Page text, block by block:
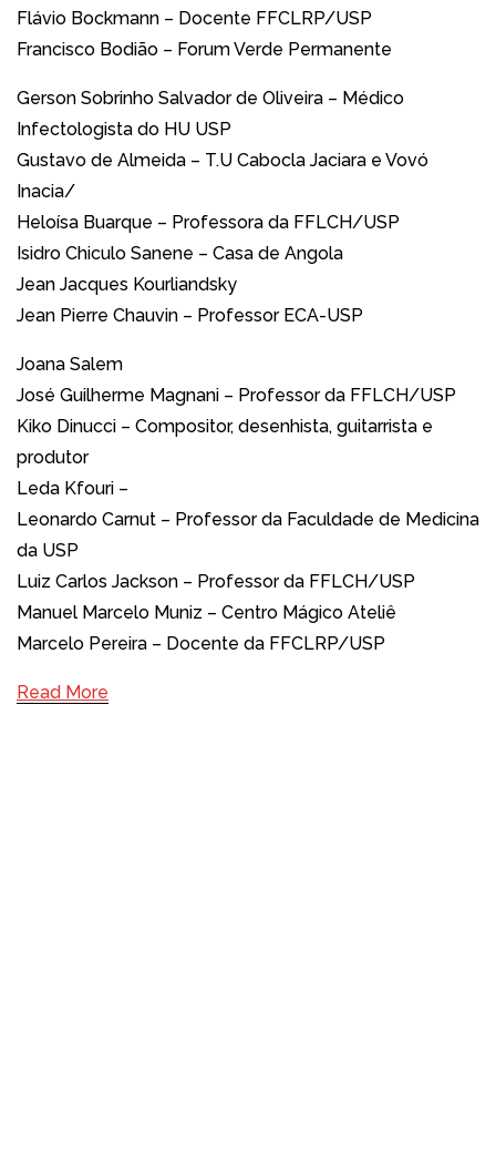
Flávio Bockmann – Docente FFCLRP/USP
Francisco Bodião – Forum Verde Permanente
Gerson Sobrinho Salvador de Oliveira – Médico
Infectologista do HU USP
Gustavo de Almeida – T.U Cabocla Jaciara e Vovó
Inacia/
Heloísa Buarque – Professora da FFLCH/USP
Isidro Chiculo Sanene – Casa de Angola
Jean Jacques Kourliandsky
Jean Pierre Chauvin – Professor ECA-USP
Joana Salem
José Guilherme Magnani – Professor da FFLCH/USP
Kiko Dinucci – Compositor, desenhista, guitarrista e
produtor
Leda Kfouri –
Leonardo Carnut – Professor da Faculdade de Medicina
da USP
Luiz Carlos Jackson – Professor da FFLCH/USP
Manuel Marcelo Muniz – Centro Mágico Ateliê
Marcelo Pereira – Docente da FFCLRP/USP
Read More